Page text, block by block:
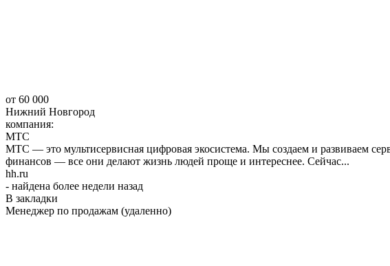
от 60 000
Нижний Новгород
компания:
МТС
МТС — это мультисервисная цифровая экосистема. Мы создаем и развиваем
финансов — все они делают жизнь людей проще и интереснее. Сейчас...
hh.ru
- найдена более недели назад
В закладки
Менеджер по продажам (удаленно)